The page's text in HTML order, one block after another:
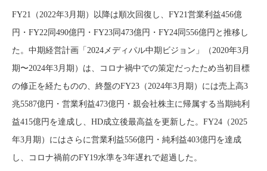
FY21（2022年3月期）以降は順次回復し、FY21営業利益456億
円・FY22同490億円・FY23同473億円・FY24同556億円と推移し
た。中期経営計画「2024メディパル中期ビジョン」（2020年3月
期〜2024年3月期）は、コロナ禍中での策定だったため当初目標
の修正を経たものの、終盤のFY23（2024年3月期）には売上高3
兆5587億円・営業利益473億円・親会社株主に帰属する当期純利
益415億円を達成し、HD成立後最高益を更新した。FY24（2025
年3月期）にはさらに営業利益556億円・純利益403億円を達成
し、コロナ禍前のFY19水準を3年遅れで超過した。